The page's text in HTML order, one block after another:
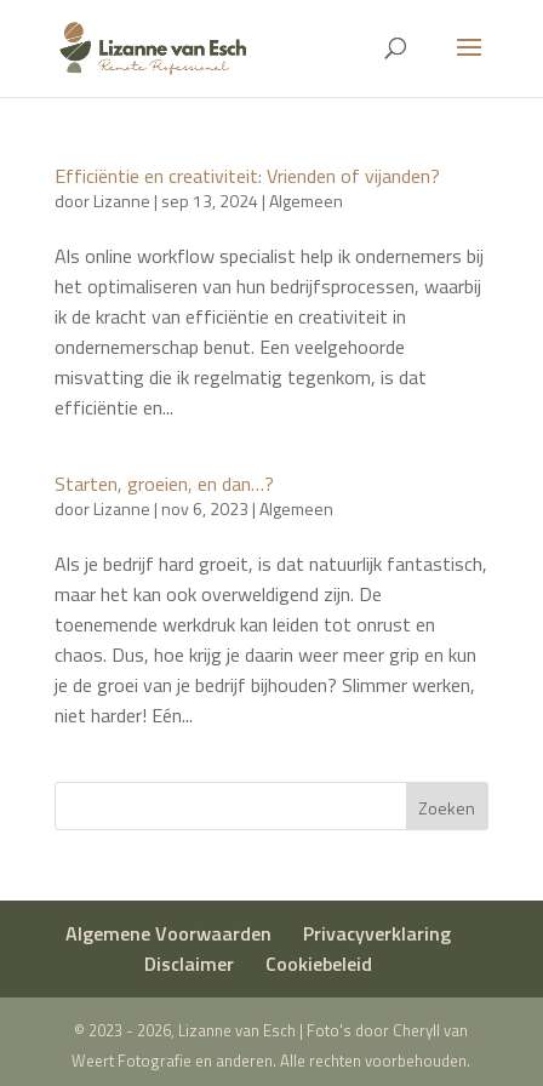
Efficiëntie en creativiteit: Vrienden of vijanden?
doorLizanne | sep 13, 2024 |Algemeen
Als online workflow specialist help ik ondernemers bij
het optimaliseren van hun bedrijfsprocessen, waarbij
ik de kracht van efficiëntie en creativiteit in
ondernemerschap benut. Een veelgehoorde
misvatting die ik regelmatig tegenkom, is dat
efficiëntie en...
Starten, groeien, en dan…?
doorLizanne | nov 6, 2023 |Algemeen
Als je bedrijf hard groeit, is dat natuurlijk fantastisch,
maar het kan ook overweldigend zijn. De
toenemende werkdruk kan leiden tot onrust en
chaos. Dus, hoe krijg je daarin weer meer grip en kun
je de groei van je bedrijf bijhouden? Slimmer werken,
niet harder! Eén...
Zoeken
Algemene Voorwaarden
Privacyverklaring
Disclaimer
Cookiebeleid
© 2023 - 2026, Lizanne van Esch | Foto's door Cheryll van
Weert Fotografie en anderen. Alle rechten voorbehouden.